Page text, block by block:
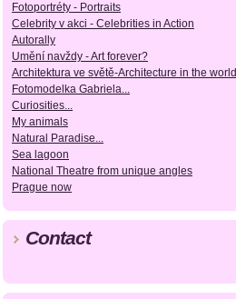
Fotoportréty - Portraits
Celebrity v akci - Celebrities in Action
Autorally
Umění navždy - Art forever?
Architektura ve světě-Architecture in the world
Fotomodelka Gabriela...
Curiosities...
My animals
Natural Paradise...
Sea lagoon
National Theatre from unique angles
Prague now
Contact